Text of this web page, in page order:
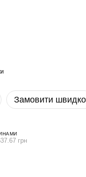
Замовити швидко
грн